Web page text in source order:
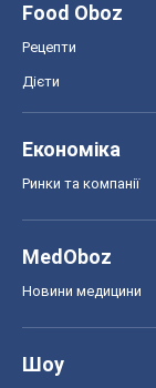
Food Oboz
Рецепти
Дієти
Економіка
Ринки та компанії
MedOboz
Новини медицини
Шоу